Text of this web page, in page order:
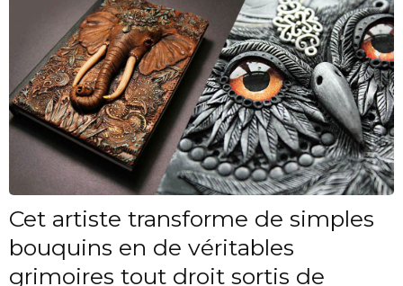
Cet artiste transforme de simples
bouquins en de véritables
grimoires tout droit sortis de